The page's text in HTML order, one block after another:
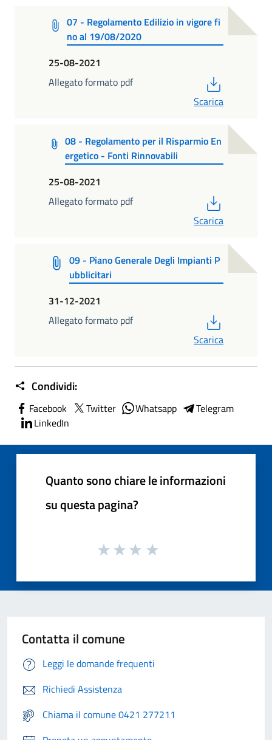
07 - Regolamento Edilizio in vigore fi
no al 19/08/2020
25-08-2021
Allegato formato pdf
Scarica
08 - Regolamento per il Risparmio En
ergetico - Fonti Rinnovabili
25-08-2021
Allegato formato pdf
Scarica
09 - Piano Generale Degli Impianti P
ubblicitari
31-12-2021
Allegato formato pdf
Scarica
Condividi:
Facebook Twitter Whatsapp
Telegram
LinkedIn
Quanto sono chiare le informazioni
su questa pagina?
Contatta il comune
Leggi le domande frequenti
Richiedi Assistenza
Chiama il comune 0421 277211